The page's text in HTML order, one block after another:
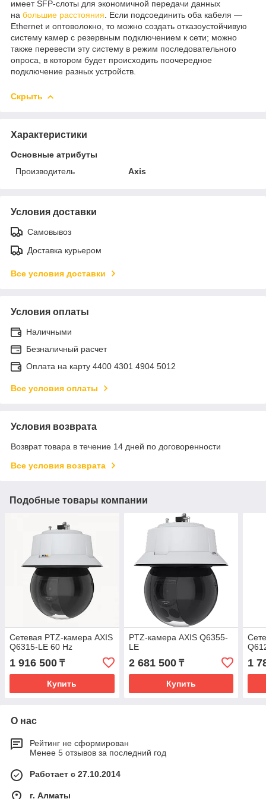
имеет SFP-слоты для экономичной передачи данных
на большие расстояния . Если подсоединить оба кабеля —
Ethernet и оптоволокно, то можно создать отказоустойчивую
систему камер с резервным подключением к сети; можно
также перевести эту систему в режим последовательного
опроса, в котором будет происходить поочередное
подключение разных устройств.
Скрыть
Характеристики
Основные атрибуты
Производитель
Axis
Условия доставки
Самовывоз
Доставка курьером
Все условия доставки
Условия оплаты
Наличными
Безналичный расчет
Оплата на карту 4400 4301 4904 5012
Все условия оплаты
Условия возврата
Возврат товара в течение 14 дней по договоренности
Все условия возврата
Подобные товары компании
Сетевая PTZ-камера AXIS
Q6315-LE 60 Hz
1 916 500 ₸
Купить
PTZ-камера AXIS Q6355-
LE
2 681 500₸
Купить
1
О нас
Рейтинг не сформирован
Менее 5 отзывов за последний год
Работает с 27.10.2014
г. Алматы